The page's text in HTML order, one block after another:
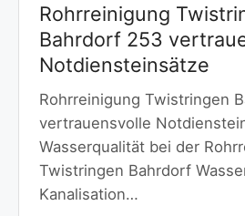
Rohrreinigung
Bahrdorf 253
Notdiensteinsätze
Rohrreinigung Twistringen
vertrauensvolle
Wasserqualität bei der
Twistringen Bahrdorf
Kanalisation…